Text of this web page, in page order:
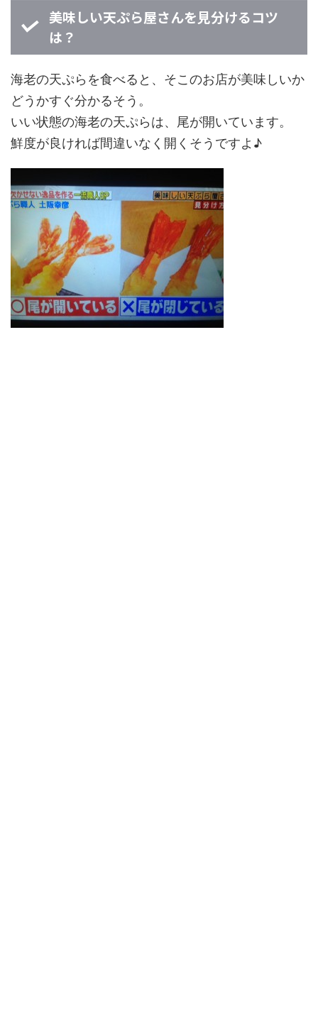
美味しい天ぷら屋さんを見分けるコツ
は？
海老の天ぷらを食べると、そこのお店が美味しいか
どうかすぐ分かるそう。
いい状態の海老の天ぷらは、尾が開いています。
鮮度が良ければ間違いなく開くそうですよ♪